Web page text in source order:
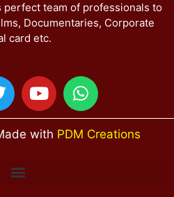
perfect team of professionals to
Documentaries, Corporate
card etc.
with PDM Creations